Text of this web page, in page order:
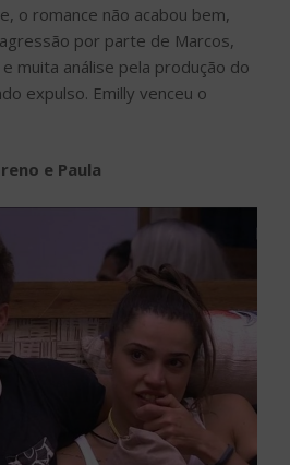
o romance não acabou bem,
por parte de Marcos,
muita análise pela produção do
expulso. Emilly venceu o
e Paula